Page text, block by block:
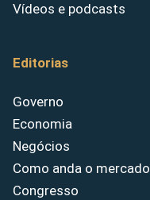
Vídeos e podcasts
Editorias
Governo
Economia
Negócios
Como anda o mercado
Congresso